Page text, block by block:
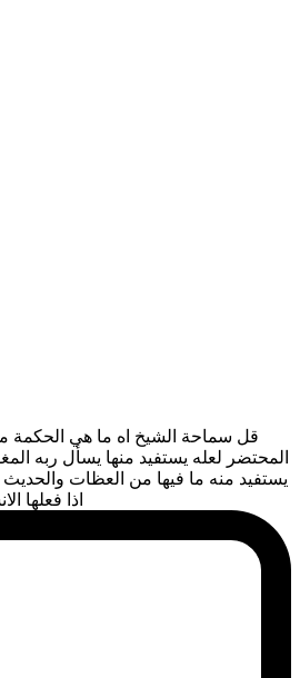
قل سماحة الشيخ اه ما هي الحكمة
المحتضر لعله يستفيد منها يسأل ربه
يستفيد منه ما فيها من العظات
اذا فعلها